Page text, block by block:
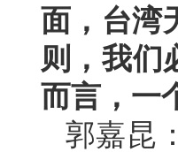
面，台湾
则，我们
而言，一
郭嘉昆